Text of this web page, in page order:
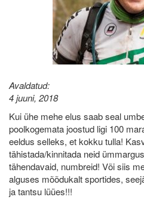
Avaldatud:
4 juuni, 2018
Kui ühe mehe elus saab seal
poolkogemata joostud ligi 100
eeldus selleks, et kokku tulla!
tähistada/kinnitada neid
tähendavaid, numbreid! Või siis
alguses mõõdukalt sportides,
ja tantsu lüües!!!